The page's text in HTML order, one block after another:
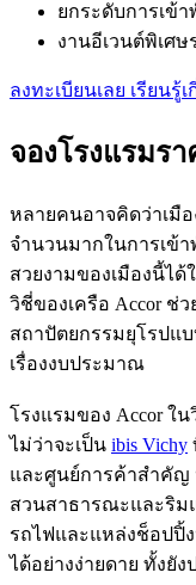
ยกระดับการเข้
งานอีเวนต์พิเศษ
ลงทะเบียนเลย เรียนรู้
จองโรงแรมร
หลายคนอาจคิดว่าเมื
จำนวนมากในการเข้
สวยงามของเมืองนี้ได้
วิชี่ของเครือ Accor ช่
สถาปัตยกรรมยุโรปแ
เรื่องงบประมาณ
โรงแรมของ Accor ใ
ไม่ว่าจะเป็น ibis Vichy
และศูนย์การค้าสำคัญ
สวนสาธารณะและริม
รถไฟและแหล่งช็อปปิ้
ได้อย่างง่ายดาย ทั้งยั